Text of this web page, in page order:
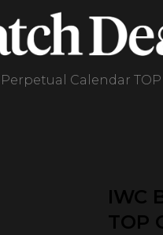
Calendar
IWC
TOP